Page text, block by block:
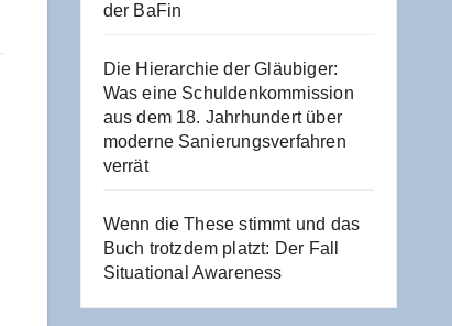
der BaFin
Die Hier­ar­chie der Gläu­bi­ger:
Was eine Schul­den­kom­mis­si­on
aus dem 18. Jahr­hun­dert über
moder­ne Sanie­rungs­ver­fah­ren
verrät
Wenn die The­se stimmt und das
Buch trotz­dem platzt: Der Fall
Situa­tio­nal Awareness